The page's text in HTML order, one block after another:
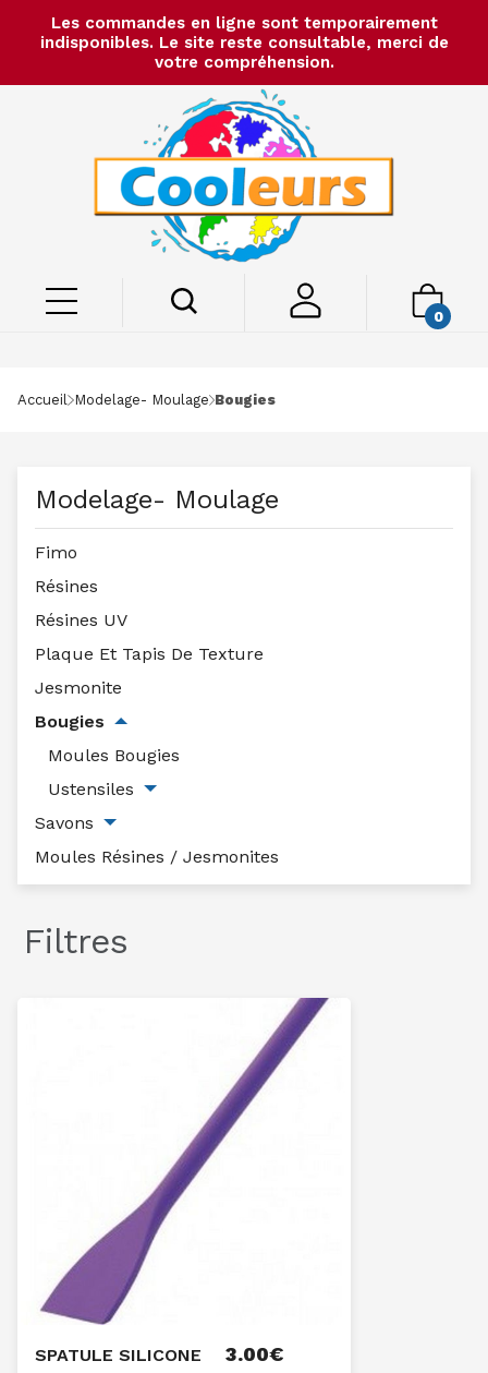
Les commandes en ligne sont temporairement
indisponibles. Le site reste consultable, merci de
votre compréhension.
0
Accueil Modelage- Moulage Bougies
Modelage- Moulage
Fimo
Résines
Résines UV
Plaque Et Tapis De Texture
Jesmonite
Bougies
Moules Bougies
Ustensiles
Savons
Moules Résines / Jesmonites
Filtres
SPATULE SILICONE 3.00€